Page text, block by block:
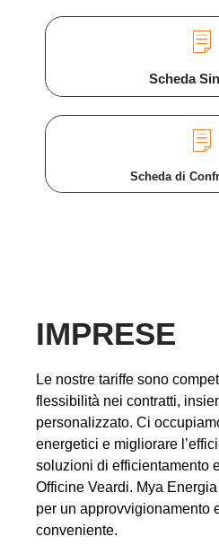
Scheda
Scheda di
IMPRESE
Le nostre tariffe sono
flessibilità nei contratti,
personalizzato. Ci
energetici e migliorare
soluzioni di efficientamento
Officine Veardi. Mya
per un approvvigionamento
conveniente.